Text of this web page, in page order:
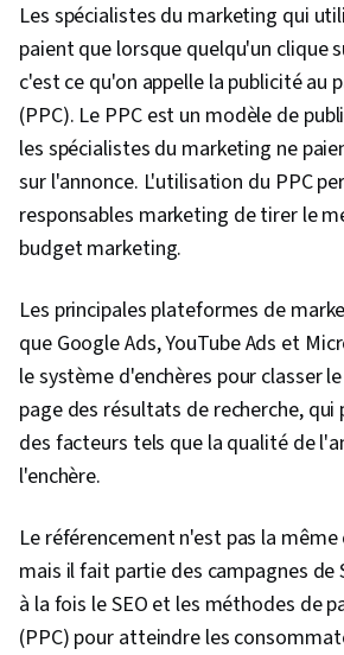
Exécution des
Gestion des campagnes,
électronique, Médias
ligne, Marketing des
sur le web, Planification
la performance, Annonces
matière de médias
clientèle, Marketing, Récit
de mots-clés,
Optimisation du contenu,
de conversion,
personnalité, Analyse de
et techniques de
numérique, Étude de
Traitement des
entreprises, Pratiques
Les spécialistes du marketing qui
paient que lorsque quelqu'un clique
c'est ce qu'on appelle la publicité au
(PPC). Le PPC est un modèle de
les spécialistes du marketing ne
sur l'annonce. L'utilisation du PPC
responsables marketing de tirer le
budget marketing.
Les principales plateformes de
que Google Ads, YouTube Ads et
le système d'enchères pour classer
page des résultats de recherche,
des facteurs tels que la qualité de
l'enchère.
Le référencement n'est pas la même
mais il fait partie des campagnes de
à la fois le SEO et les méthodes de
(PPC) pour atteindre les